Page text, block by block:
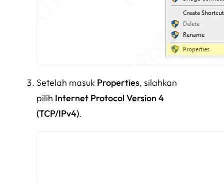
Setelah masuk Properties, silahkan
pilih Internet Protocol Version 4
(TCP/IPv4).